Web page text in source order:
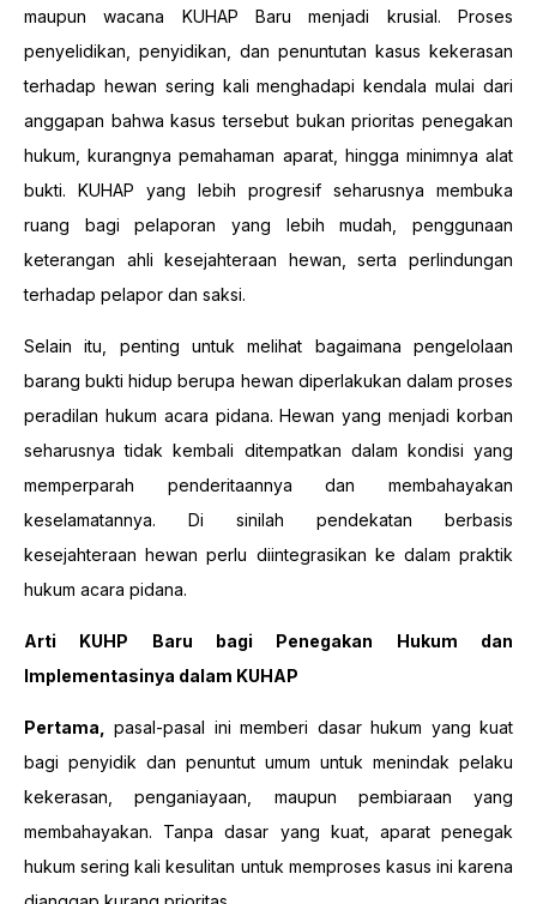
maupun wacana KUHAP Baru menjadi krusial. Proses
penyelidikan, penyidikan, dan penuntutan kasus kekerasan
terhadap hewan sering kali menghadapi kendala mulai dari
anggapan bahwa kasus tersebut bukan prioritas penegakan
hukum, kurangnya pemahaman aparat, hingga minimnya alat
bukti. KUHAP yang lebih progresif seharusnya membuka
ruang bagi pelaporan yang lebih mudah, penggunaan
keterangan ahli kesejahteraan hewan, serta perlindungan
terhadap pelapor dan saksi.
Selain itu, penting untuk melihat bagaimana pengelolaan
barang bukti hidup berupa hewan diperlakukan dalam proses
peradilan hukum acara pidana. Hewan yang menjadi korban
seharusnya tidak kembali ditempatkan dalam kondisi yang
memperparah penderitaannya dan membahayakan
keselamatannya. Di sinilah pendekatan berbasis
kesejahteraan hewan perlu diintegrasikan ke dalam praktik
hukum acara pidana.
Arti KUHP Baru bagi Penegakan Hukum dan
Implementasinya dalam KUHAP
Pertama,
pasal-pasal ini memberi dasar hukum yang kuat
bagi penyidik dan penuntut umum untuk menindak pelaku
kekerasan, penganiayaan, maupun pembiaraan yang
membahayakan. Tanpa dasar yang kuat, aparat penegak
hukum sering kali kesulitan untuk memproses kasus ini karena